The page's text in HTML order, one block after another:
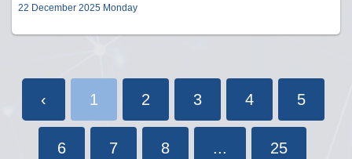
22 December 2025 Monday
‹ 1 2 3 4 5
6 7 8 ... 25